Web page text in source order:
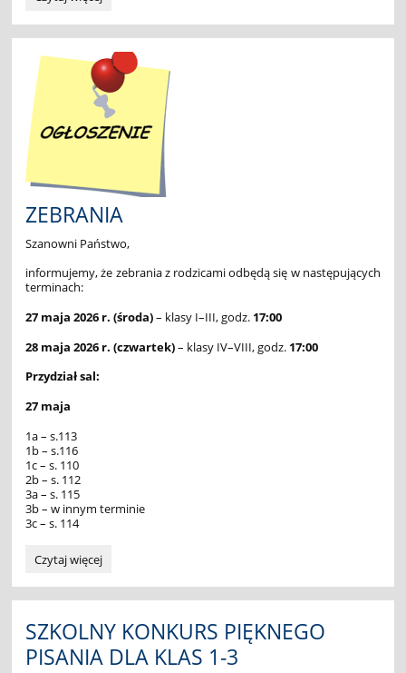
z
Angielskiego
"LEON"-
wyniki:
ZEBRANIA
Szanowni Państwo,
informujemy, że zebrania z rodzicami odbędą się w następujących
terminach:
27 maja 2026 r. (środa)– klasy I–III, godz. 17:00
28 maja 2026 r. (czwartek)– klasy IV–VIII, godz. 17:00
Przydział sal:
27 maja
1a – s.113
1b – s.116
1c – s. 110
2b – s. 112
3a – s. 115
3b – w innym terminie
3c – s. 114
ZEBRANIA:
Czytaj więcej
SZKOLNY KONKURS PIĘKNEGO
PISANIA DLA KLAS 1-3